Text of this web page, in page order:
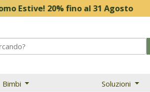
20% fino al 31 Agosto
Bimbi Soluzioni